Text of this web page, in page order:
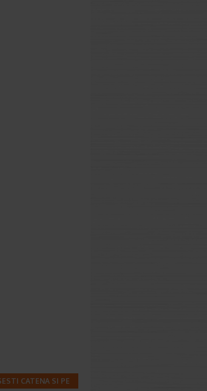
CATENA SI PE